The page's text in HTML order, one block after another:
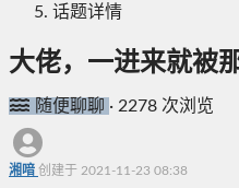
话题详情
大佬，一进来就被
随便聊聊 · 2278 次浏览
湘喑 创建于 2021-11-23 08:38